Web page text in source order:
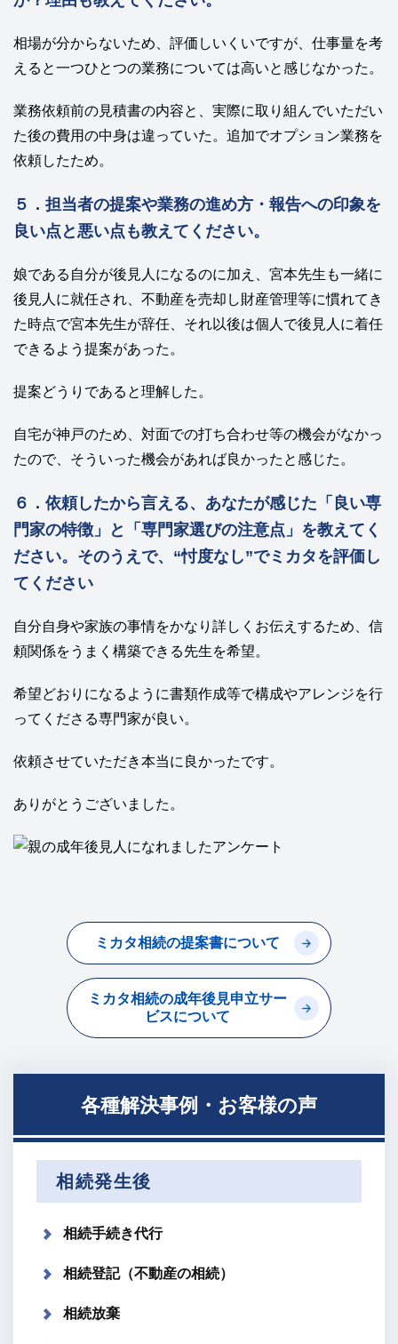
相場が分からないため、評価しいくいですが、仕事量を考
えると一つひとつの業務については高いと感じなかった。
業務依頼前の見積書の内容と、実際に取り組んでいただい
た後の費用の中身は違っていた。追加でオプション業務を
依頼したため。
５．担当者の提案や業務の進め方・報告への印象を
良い点と悪い点も教えてください。
娘である自分が後見人になるのに加え、宮本先生も一緒に
後見人に就任され、不動産を売却し財産管理等に慣れてき
た時点で宮本先生が辞任、それ以後は個人で後見人に着任
できるよう提案があった。
提案どうりであると理解した。
自宅が神戸のため、対面での打ち合わせ等の機会がなかっ
たので、そういった機会があれば良かったと感じた。
６．依頼したから言える、あなたが感じた「良い専
門家の特徴」と「専門家選びの注意点」を教えてく
ださい。そのうえで、“忖度なし”でミカタを評価し
てください
自分自身や家族の事情をかなり詳しくお伝えするため、信
頼関係をうまく構築できる先生を希望。
希望どおりになるように書類作成等で構成やアレンジを行
ってくださる専門家が良い。
依頼させていただき本当に良かったです。
ありがとうございました。
ミカタ相続の提案書について
ミカタ相続の成年後見申立サー
ビスについて
各種解決事例・お客様の声
相続発生後
相続手続き代行
相続登記（不動産の相続）
相続放棄